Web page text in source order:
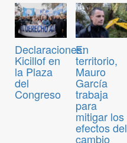
Declaraciones:
Kicillof en
la Plaza
del
Congreso
En
territorio,
Mauro
García
trabaja
para
mitigar los
efectos del
cambio